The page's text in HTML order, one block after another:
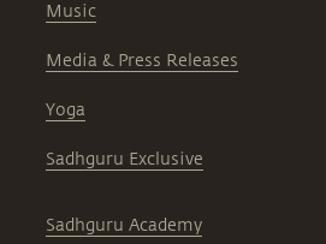
Music
Media & Press Releases
Yoga
Sadhguru Exclusive
Sadhguru Academy